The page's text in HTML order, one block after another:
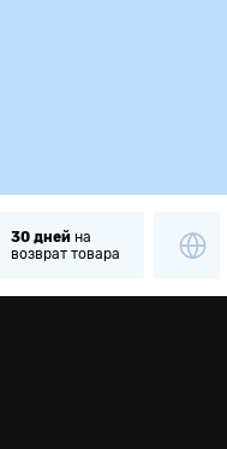
30 дней на
возврат товара